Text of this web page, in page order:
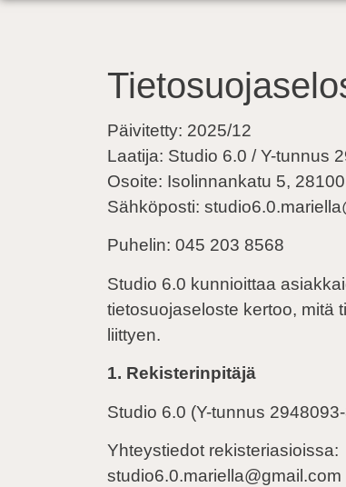
Päivitetty: 2025/12
Laatija: Studio 6.0 / Y-tunnus
Osoite: Isolinnankatu 5,
Sähköposti:
Puhelin: 045 203 856⁠8
Studio 6.0 kunnioittaa
tietosuojaseloste kertoo, mitä
liittyen.
1. Rekisterinpitäjä
Studio 6.0 (Y-tunnus
Yhteystiedot rekisteriasioissa:
studio6.0.mariella@gmail.com